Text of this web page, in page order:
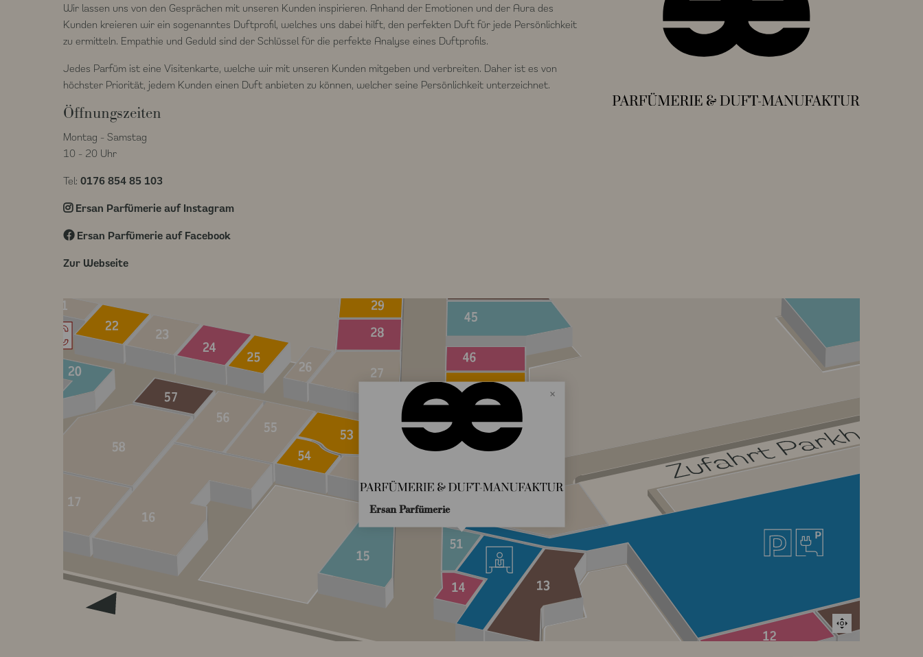
Wir lassen uns von den Gesprächen mit unseren Kunden inspirieren. Anhand der Emotionen und der Aura des
Kunden kreieren wir ein sogenanntes Duftprofil, welches uns dabei hilft, den perfekten Duft für jede Persönlichkeit
zu ermitteln. Empathie und Geduld sind der Schlüssel für die perfekte Analyse eines Duftprofils.
Jedes Parfüm ist eine Visitenkarte, welche wir mit unseren Kunden mitgeben und verbreiten. Daher ist es von
höchster Priorität, jedem Kunden einen Duft anbieten zu können, welcher seine Persönlichkeit unterzeichnet.
Öffnungszeiten
Montag - Samstag
10 - 20 Uhr
Tel: 0176 854 85 103
Ersan Parfümerie auf Instagram
Ersan Parfümerie auf Facebook
Zur Webseite
Ersan Parfümerie